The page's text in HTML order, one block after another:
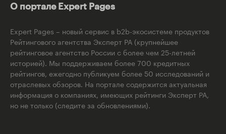
О портале Expert Pages
Expert Pages – новый сервис в b2b-экосистеме продуктов
Рейтингового агентства Эксперт РА (крупнейшее
рейтинговое агентство России с более чем 25-летней
историей). Мы поддерживаем более 700 кредитных
рейтингов, ежегодно публикуем более 50 исследований и
отраслевых обзоров. На портале содержится актуальная
информация о компаниях, имеющих рейтинги Эксперт РА,
но не только (следите за обновлениями).